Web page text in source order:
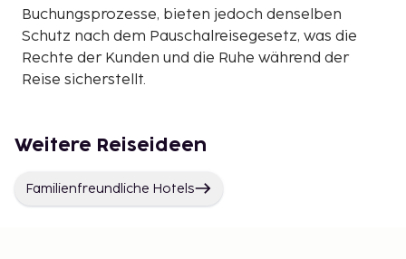
Buchungsprozesse, bieten jedoch denselben
Schutz nach dem Pauschalreisegesetz, was die
Rechte der Kunden und die Ruhe während der
Reise sicherstellt.
Weitere Reiseideen
Familienfreundliche Hotels